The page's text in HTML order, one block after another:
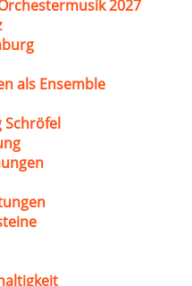
2027
als Ensemble
Schröfel